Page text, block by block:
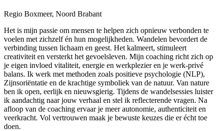
Regio Boxmeer, Noord Brabant
Het is mijn passie om mensen te helpen zich opnieuw verbonden te
voelen met zichzelf én hun mogelijkheden. Wandelen bevordert de
verbinding tussen lichaam en geest. Het kalmeert, stimuleert
creativiteit en versterkt het gevoelsleven. Mijn coaching richt zich op
je eigen invloed vitaliteit, energie en werkplezier en je werk-privé
balans. Ik werk met methoden zoals positieve psychologie (NLP),
Zijnsoriëntatie en de krachtige symboliek van de natuur. Van nature
ben ik open, eerlijk en nieuwsgierig. Tijdens de wandelsessies luister
ik aandachtig naar jouw verhaal en stel ik reflecterende vragen. Na
afloop van de coaching ervaar je meer autonomie, authenticiteit en
veerkracht. Vol vertrouwen maak je bewuste keuzes die er écht toe
doen.